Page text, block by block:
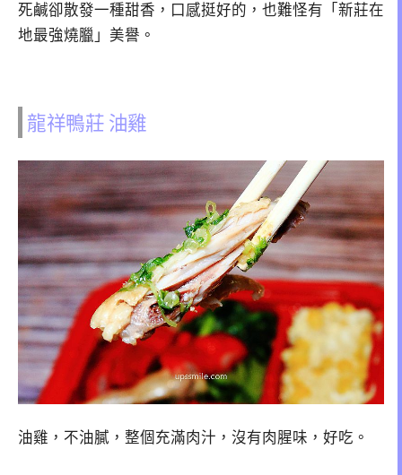
死鹹卻散發一種甜香，口感挺好的，也難怪有「新莊在
地最強燒臘」美譽。
龍祥鴨莊 油雞
油雞，不油膩，整個充滿肉汁，沒有肉腥味，好吃。